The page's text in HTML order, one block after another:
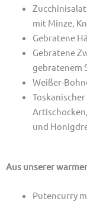
Zucchinisalat
mit Minze,
Gebratene
Gebratene
gebratenem
Weißer-
und
Aus unserer
Putencurry